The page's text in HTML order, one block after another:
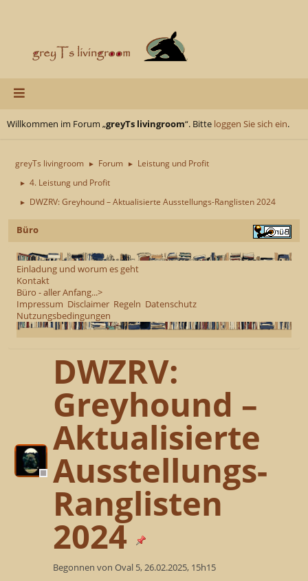
Willkommen im Forum „greyTs livingroom“. Bitte loggen Sie sich ein.
greyTs livingroom ► Forum ► Leistung und Profit
► 4. Leistung und Profit
► DWZRV: Greyhound – Aktualisierte Ausstellungs-Ranglisten 2024
Büro
Einladung und worum es geht
Kontakt
Büro - aller Anfang...>
Impressum Disclaimer Regeln Datenschutz
Nutzungsbedingungen
DWZRV:
Greyhound –
Aktualisierte
Ausstellungs-
Ranglisten
2024
Begonnen von Oval 5, 26.02.2025, 15h15